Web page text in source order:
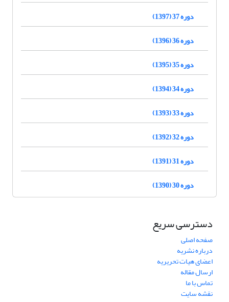
دوره 37 (1397)
دوره 36 (1396)
دوره 35 (1395)
دوره 34 (1394)
دوره 33 (1393)
دوره 32 (1392)
دوره 31 (1391)
دوره 30 (1390)
دسترسی سریع
صفحه اصلی
درباره نشریه
اعضای هیات تحریریه
ارسال مقاله
تماس با ما
نقشه سایت